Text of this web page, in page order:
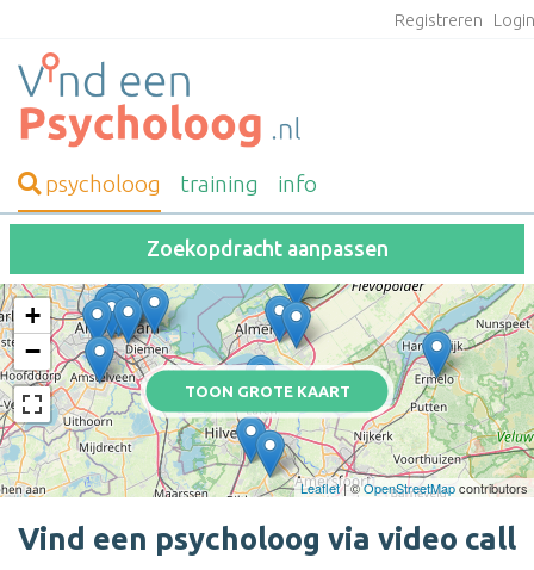
Registreren
psycholoog training info
Zoekopdracht aanpassen
TOON GROTE KAART
+
−
Leaflet| ©OpenStreetMapcontributors
Vind een psycholoog via video call